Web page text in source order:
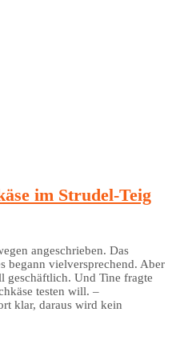
im Strudel-Teig
angeschrieben. Das
begann vielversprechend. Aber
geschäftlich. Und Tine fragte
testen will. –
klar, daraus wird kein